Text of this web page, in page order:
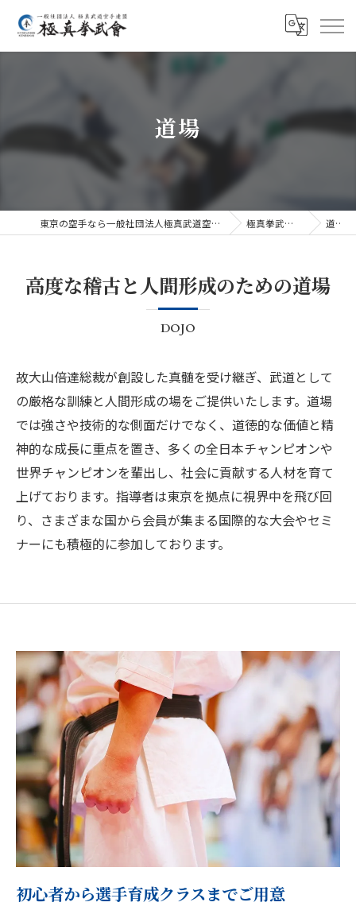
道場
東京の空手なら一般社団法人極真武道空手連盟極真拳武會 極真拳武會の特徴 道場
高度な稽古と人間形成のための道場
DOJO
故大山倍達総裁が創設した真髄を受け継ぎ、武道として
の厳格な訓練と人間形成の場をご提供いたします。道場
では強さや技術的な側面だけでなく、道徳的な価値と精
神的な成長に重点を置き、多くの全日本チャンピオンや
世界チャンピオンを輩出し、社会に貢献する人材を育て
上げております。指導者は東京を拠点に視界中を飛び回
り、さまざまな国から会員が集まる国際的な大会やセミ
ナーにも積極的に参加しております。
初心者から選手育成クラスまでご用意